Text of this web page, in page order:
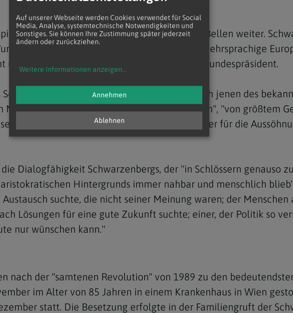
sich die Geschichte Europas, so Van der Bellen weiter.
in verschiedenen Ländern haben. "Das mehrsprachige
und eine Zukunft bekommen hat", sagte der Bundespräsident.
als einen seiner Vornamen auch jenen des
Namenspatron sei Schwarzenberg "unbeugsam", "von größtem
u.a. zwischen Österreich und Tschechien oder für die
Dialogfähigkeit Schwarzenbergs, der "in Schlössern genauso
Hintergrunds immer nahbar und menschlich
suchte, die nicht seiner Meinung waren; der
Lösungen für eine gute Zukunft suchte; einer, der Politik so
nur wünschen kann."
nach der "samtenen Revolution" von 1989 zu den
im Alter von 85 Jahren in einem Krankenhaus in Wien
statt. Die Besetzung erfolgte in der Familiengruft der
Auf unserer Webseite werden Cookies verwendet für Social
Media, Analyse, systemtechnische Notwendigkeiten und
Sonstiges. Sie können Ihre Zustimmung später jederzeit
ändern oder zurückziehen.
Weitere Informationen anzeigen...
Ablehnen
Annehmen